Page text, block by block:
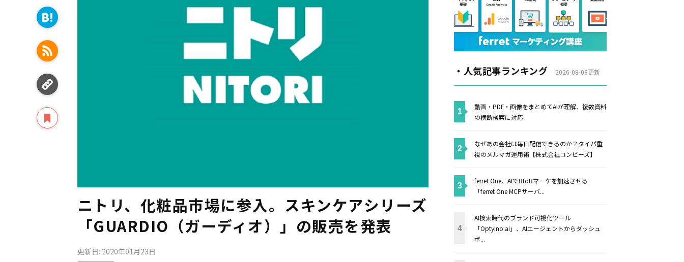
ニトリ、化粧品市場に参入。スキンケアシリーズ
「GUARDIO（ガーディオ）」の販売を発表
更新日: 2020年01月23日
・人気記事ランキング 2026-08-08更新
動画・PDF・画像をまとめてAIが理解、複数資料
の横断検索に対応
なぜあの会社は毎日配信できるのか？タイパ重
視のメルマガ運用術【株式会社コンビーズ】
ferret One、AIでBtoBマーケを加速させる
「ferret One MCPサーバ...
AI検索時代のブランド可視化ツール
「Optyino.ai」、AIエージェントからダッシュ
ボ...